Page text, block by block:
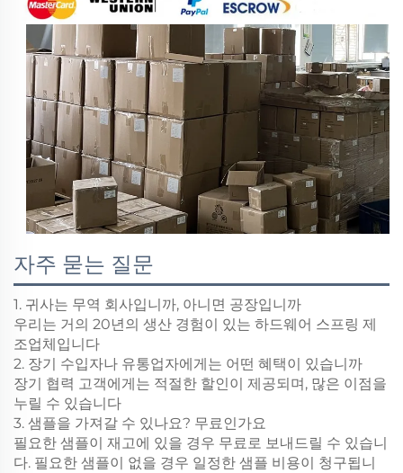
자주 묻는 질문
1. 귀사는 무역 회사입니까, 아니면 공장입니까
우리는 거의 20년의 생산 경험이 있는 하드웨어 스프링 제
조업체입니다
2. 장기 수입자나 유통업자에게는 어떤 혜택이 있습니까
장기 협력 고객에게는 적절한 할인이 제공되며, 많은 이점을
누릴 수 있습니다
3. 샘플을 가져갈 수 있나요? 무료인가요
필요한 샘플이 재고에 있을 경우 무료로 보내드릴 수 있습니
다. 필요한 샘플이 없을 경우 일정한 샘플 비용이 청구됩니